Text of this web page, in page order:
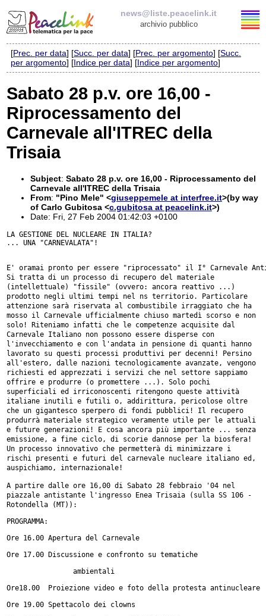
news@liste.peacelink.it
archivio pubblico
Elenco delle liste
Iscrizione / Cancellazione
Policy delle liste di PeaceLink
Richieste di rimozione
[Prec. per data] [Succ. per data] [Prec. per argomento] [Succ.
per argomento] [Indice per data] [Indice per argomento]
Sabato 28 p.v. ore 16,00 -
Riprocessamento del
Carnevale all'ITREC della
Trisaia
Subject: Sabato 28 p.v. ore 16,00 - Riprocessamento del
Carnevale all'ITREC della Trisaia
From: "Pino Mele" <giuseppemele at interfree.it>(by way
of Carlo Gubitosa <c.gubitosa at peacelink.it>)
Date: Fri, 27 Feb 2004 01:42:03 +0100
LA GESTIONE DEL NUCLEARE IN ITALIA?
... UNA "CARNEVALATA"!
Si tratta di un processo di recupero del materiale
(intellettuale)
"fissile" (ovvero: ancora reattivo ...)
prodotto negli ultimi tempi nel ns territorio. Particolare
attenzione sarà riservata al combustibile irraggiato che ha
mosso il Carnevale ufficialmente chiuso martedì scorso e non
solo! Riteniamo infatti che le competenze acquisite dal
Carnevale Italiano non possono essere disperse con
l'invecchiamento e con l'andata in pensione di quanti hanno
lavorato su questi processi produttivi per decenni! Persino
all'estero, dalle nazioni tecnologicamente avanzate, vengono
richiesti ed apprezzati i servizi che nel settore sappiamo
offrire e produrre (o promettere ...). Solo pochi
superficiali ed irriconoscenti ritengono queste attività
italiane inutili e futili o, addirittura, pericolose oltre
che un gigantesco sperpero di fondi pubblici! Il recupero
produrrà materiale strategico veramente utile per le attuali
e future generazioni! E cosa ancora più importante ... senza
emissione, a fine ciclo, di scorie dannose per la biosfera!
Un processo innovativo che permetterà di minimizzare i
rischi presenti e futuri del carnevale nucleare italiano ed,
auspichiamo, internazionale!
A partire dalle ore 16,00 di Sabato 28 febbraio '04 nel
piazzale antistante l'ingresso Enea Trisaia (sulla SS 106 -
Rotondella (MT)):
PROGRAMMA:
Ore 16.00 Apertura del Carnevale
Ore 17.00 Discussione e confronto su tematiche
                ambientali
Ore18.00  Proiezione video e foto della protesta antinucleare
Ore 19.00 Spettacolo dei clowns